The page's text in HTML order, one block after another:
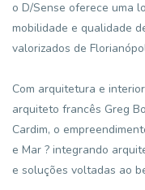
o D/Sense oferece uma
mobilidade e qualidade
valorizados de
Com arquitetura e
arquiteto francês Greg
Cardim, o
e Mar ? integrando
e soluções voltadas ao